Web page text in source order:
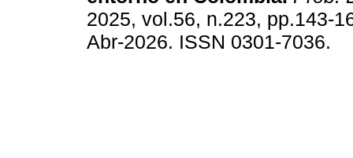
2025, vol.56, n.223, pp.143-
Abr-2026. ISSN 0301-7036.